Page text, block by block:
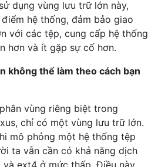
dụng vùng lưu trữ lớn này,
hệ thống, đảm bảo giao
với các tệp, cung cấp hệ thống
hơn và ít gặp sự cố hơn.
không thể làm theo cách bạn
vùng riêng biệt trong
chỉ có một vùng lưu trữ lớn.
mô phỏng một hệ thống tệp
ta vẫn cần có khả năng dịch
ext4 ở mức thấp. Điều này